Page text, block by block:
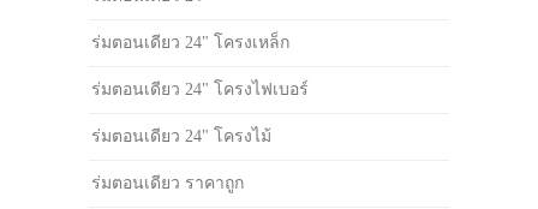
ร่มตอนเดียว 24" โครงเหล็ก
ร่มตอนเดียว 24" โครงไฟเบอร์
ร่มตอนเดียว 24" โครงไม้
ร่มตอนเดียว ราคาถูก